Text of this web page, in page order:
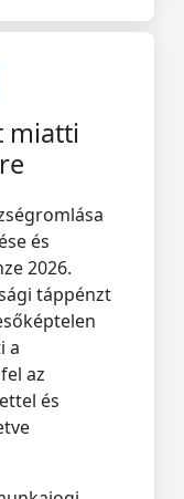
miatti
és
2026.
táppénzt
a
az
és